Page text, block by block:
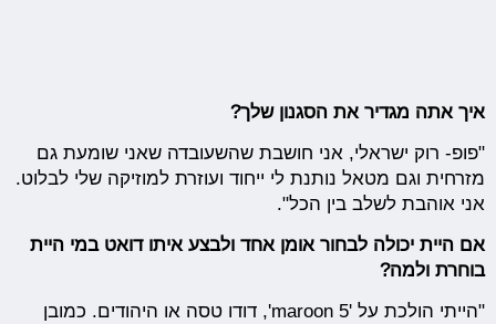
איך אתה מגדיר את הסגנון שלך?
"פופ- רוק ישראלי, אני חושבת שהשעובדה שאני שומעת גם
מזרחית וגם מטאל נותנת לי ייחוד ועוזרת למוזיקה שלי לבלוט.
אני אוהבת לשלב בין הכל".
אם היית יכולה לבחור אומן אחד ולבצע איתו דואט במי היית
בוחרת ולמה?
"הייתי הולכת על 'maroon 5', דודו טסה או היהודים. כמובן